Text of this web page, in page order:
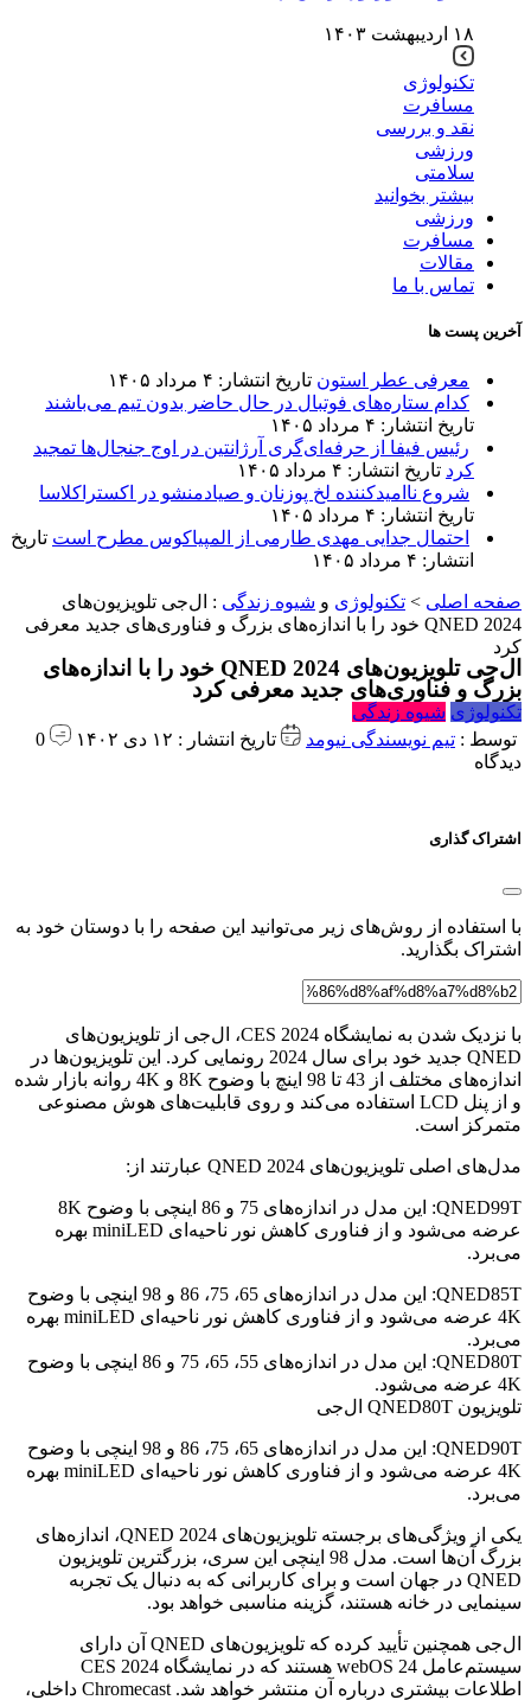
۱۸ اردیبهشت ۱۴۰۳
تکنولوژی
مسافرت
نقد و بررسی
ورزشی
سلامتی
بیشتر بخوانید
ورزشی
مسافرت
مقالات
تماس با ما
آخرین پست ها
معرفی عطر استون تاریخ انتشار: ۴ مرداد ۱۴۰۵
کدام ستاره‌های فوتبال در حال حاضر بدون تیم می‌باشند
تاریخ انتشار: ۴ مرداد ۱۴۰۵
رئیس فیفا از حرفه‌ای‌گری آرژانتین در اوج جنجال‌ها تمجید
کرد تاریخ انتشار: ۴ مرداد ۱۴۰۵
شروع ناامیدکننده لخ پوزنان و صیادمنشو در اکستراکلاسا
تاریخ انتشار: ۴ مرداد ۱۴۰۵
احتمال جدایی مهدی طارمی از المپیاکوس مطرح است تاریخ
انتشار: ۴ مرداد ۱۴۰۵
صفحه اصلی > تکنولوژی و شیوه زندگی : ال‌جی تلویزیون‌های
QNED 2024 خود را با اندازه‌های بزرگ و فناوری‌های جدید معرفی
کرد
ال‌جی تلویزیون‌های QNED 2024 خود را با اندازه‌های
بزرگ و فناوری‌های جدید معرفی کرد
تکنولوژی شیوه زندگی
توسط : تیم نویسندگی نیومد تاریخ انتشار : ۱۲ دی ۱۴۰۲
0
دیدگاه
اشتراک گذاری
با استفاده از روش‌های زیر می‌توانید این صفحه را با دوستان خود به
اشتراک بگذارید.
با نزدیک شدن به نمایشگاه CES 2024، ال‌جی از تلویزیون‌های
QNED جدید خود برای سال 2024 رونمایی کرد. این تلویزیون‌ها در
اندازه‌های مختلف از 43 تا 98 اینچ با وضوح 8K و 4K روانه بازار شده
و از پنل LCD استفاده می‌کند و روی قابلیت‌های هوش مصنوعی
متمرکز است.
مدل‌های اصلی تلویزیون‌های QNED 2024 عبارتند از:
QNED99T: این مدل در اندازه‌های 75 و 86 اینچی با وضوح 8K
عرضه می‌شود و از فناوری کاهش نور ناحیه‌ای miniLED بهره
می‌برد.
QNED85T: این مدل در اندازه‌های 65، 75، 86 و 98 اینچی با وضوح
4K عرضه می‌شود و از فناوری کاهش نور ناحیه‌ای miniLED بهره
می‌برد.
QNED80T: این مدل در اندازه‌های 55، 65، 75 و 86 اینچی با وضوح
4K عرضه می‌شود.
تلویزیون QNED80T ال‌جی
QNED90T: این مدل در اندازه‌های 65، 75، 86 و 98 اینچی با وضوح
4K عرضه می‌شود و از فناوری کاهش نور ناحیه‌ای miniLED بهره
می‌برد.
یکی از ویژگی‌های برجسته تلویزیون‌های QNED 2024، اندازه‌های
بزرگ آن‌ها است. مدل 98 اینچی این سری، بزرگترین تلویزیون
QNED در جهان است و برای کاربرانی که به دنبال یک تجربه
سینمایی در خانه هستند، گزینه مناسبی خواهد بود.
ال‌جی همچنین تأیید کرده که تلویزیون‌های QNED آن دارای
سیستم‌عامل webOS 24 هستند که در نمایشگاه CES 2024
اطلاعات بیشتری درباره آن منتشر خواهد شد. Chromecast داخلی،